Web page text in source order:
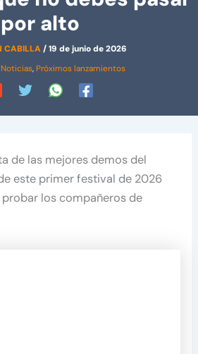
por alto
CABILLA/19 de junio de 2026
Noticias, Próximos lanzamientos
de las mejores demos del
este primer festival de 2026
los compañeros de